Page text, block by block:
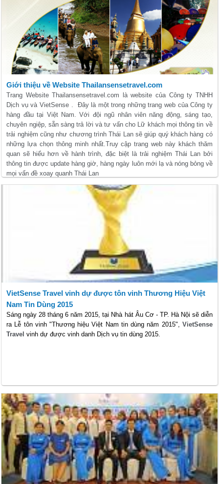
Giới thiệu về Website Thailansensetravel.com
Trang Website Thailansensetravel.com là website của Công ty TNHH
Dịch vụ và VietSense . Đây là một trong những trang web của Công ty
hàng đầu tại Việt Nam. Với đội ngũ nhân viên năng động, sáng tạo,
chuyên ngiệp, sẵn sàng trả lời và tư vấn cho Lữ khách mọi thông tin về
trải nghiệm cũng như chương trình Thái Lan sẽ giúp quý khách hàng có
những lựa chọn thông minh nhất.Truy cập trang web này khách thăm
quan sẽ hiểu hơn về hành trình, đặc biệt là trải nghiệm Thái Lan bởi
thông tin được update hàng giờ, hàng ngày luôn mới lạ và nóng bỏng về
mọi vấn đề xoay quanh Thái Lan
VietSense Travel vinh dự được tôn vinh Thương Hiệu Việt
Nam Tin Dùng 2015
Sáng ngày 28 tháng 6 năm 2015, tại Nhà hát Âu Cơ - TP. Hà Nội sẽ diễn
ra Lễ tôn vinh "Thương hiệu Việt Nam tin dùng năm 2015", VietSense
Travel vinh dự được vinh danh Dịch vụ tin dùng 2015.